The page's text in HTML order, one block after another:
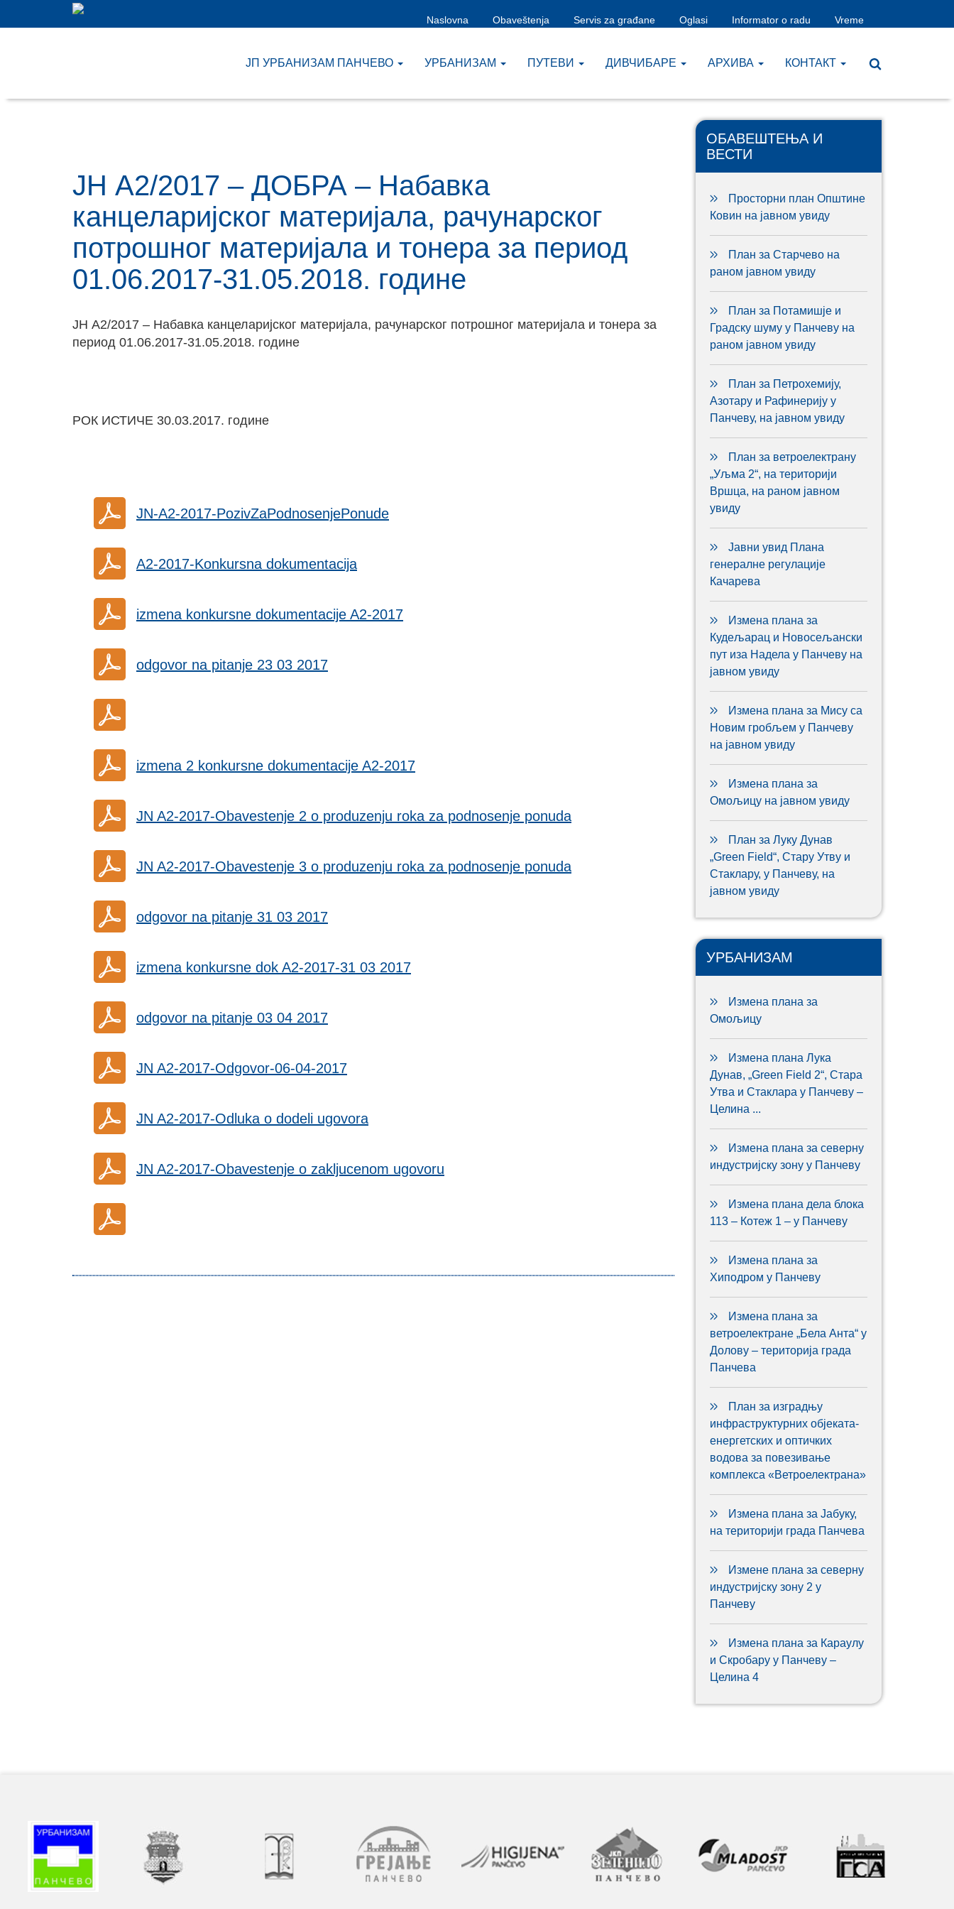
Naslovna Obaveštenja Servis za građane Oglasi Informator o radu Vreme
ЈП УРБАНИЗАМ ПАНЧЕВО УРБАНИЗАМ ПУТЕВИ ДИВЧИБАРЕ AРХИВА КОНТАКТ
ЈН A2/2017 – ДОБРА – Набавка
канцеларијског материјала, рачунарског
потрошног материјала и тонера за период
01.06.2017-31.05.2018. године
ЈН A2/2017 – Набавка канцеларијског материјала, рачунарског потрошног материјала и тонера за
период 01.06.2017-31.05.2018. године
РОК ИСТИЧЕ 30.03.2017. године
JN-A2-2017-PozivZaPodnosenjePonude
A2-2017-Konkursna dokumentacija
izmena konkursne dokumentacije A2-2017
odgovor na pitanje 23 03 2017
izmena 2 konkursne dokumentacije A2-2017
JN A2-2017-Obavestenje 2 o produzenju roka za podnosenje ponuda
JN A2-2017-Obavestenje 3 o produzenju roka za podnosenje ponuda
odgovor na pitanje 31 03 2017
izmena konkursne dok A2-2017-31 03 2017
odgovor na pitanje 03 04 2017
JN A2-2017-Odgovor-06-04-2017
JN A2-2017-Odluka o dodeli ugovora
JN A2-2017-Obavestenje o zakljucenom ugovoru
ОБАВЕШТЕЊА И
ВЕСТИ
Просторни план Општине
Ковин на јавном увиду
План за Старчево на
раном јавном увиду
План за Потамишје и
Градску шуму у Панчеву на
раном јавном увиду
План за Петрохемију,
Азотару и Рафинерију у
Панчеву, на јавном увиду
План за ветроелектрану
„Уљма 2“, на територији
Вршца, на раном јавном
увиду
Јавни увид Плана
генералне регулације
Качарева
Измена плана за
Кудељарац и Новосељански
пут иза Надела у Панчеву на
јавном увиду
Измена плана за Мису са
Новим гробљем у Панчеву
на јавном увиду
Измена плана за
Омољицу на јавном увиду
План за Луку Дунав
„Green Field“, Стару Утву и
Стаклару, у Панчеву, на
јавном увиду
УРБАНИЗАМ
Измена плана за
Омољицу
Измена плана Лука
Дунав, „Green Field 2“, Стара
Утва и Стаклара у Панчеву –
Целина ...
Измена плана за северну
индустријску зону у Панчеву
Измена плана дела блока
113 – Котеж 1 – у Панчеву
Измена плана за
Хиподром у Панчеву
Измена плана за
ветроелектране „Бела Анта“ у
Долову – територија града
Панчева
План за изградњу
инфраструктурних објеката-
енергетских и оптичких
водова за повезивање
комплекса «Ветроелектрана»
Измена плана за Јабуку,
на територији града Панчева
Измене плана за северну
индустријску зону 2 у
Панчеву
Измена плана за Караулу
и Скробару у Панчеву –
Целина 4